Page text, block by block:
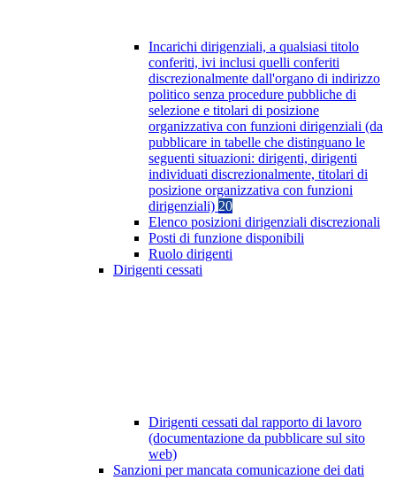
Incarichi dirigenziali, a qualsiasi titolo
conferiti, ivi inclusi quelli conferiti
discrezionalmente dall'organo di indirizzo
politico senza procedure pubbliche di
selezione e titolari di posizione
organizzativa con funzioni dirigenziali (da
pubblicare in tabelle che distinguano le
seguenti situazioni: dirigenti, dirigenti
individuati discrezionalmente, titolari di
posizione organizzativa con funzioni
dirigenziali) 20
Elenco posizioni dirigenziali discrezionali
Posti di funzione disponibili
Ruolo dirigenti
Dirigenti cessati
Dirigenti cessati dal rapporto di lavoro
(documentazione da pubblicare sul sito
web)
Sanzioni per mancata comunicazione dei dati